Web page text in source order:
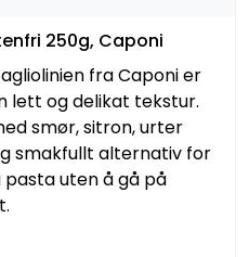
250g, Caponi
fra Caponi er
lett og delikat tekstur.
smør, sitron, urter
smakfullt alternativ for
uten å gå på